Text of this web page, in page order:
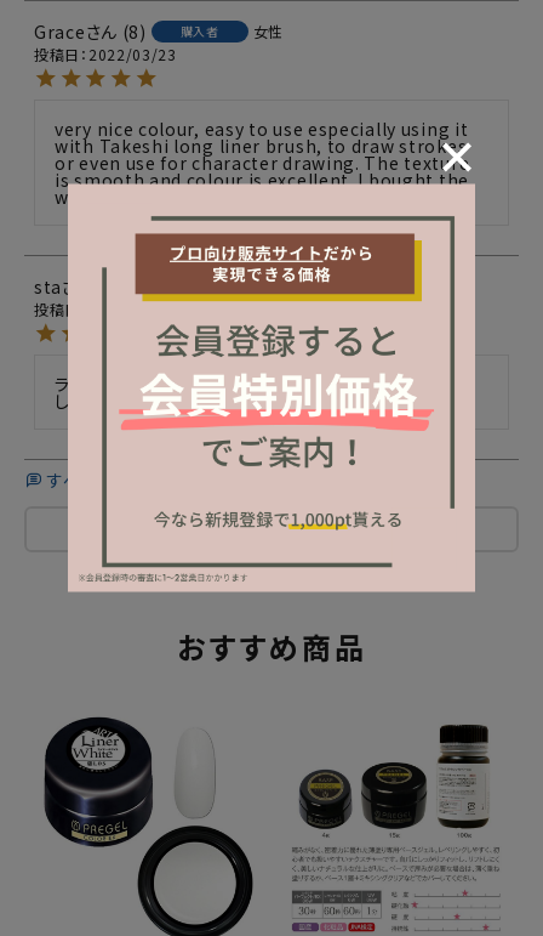
Grace 8 購入者
女性
投稿日
2022/03/23
very nice colour, easy to use especially using it
with Takeshi long liner brush, to draw strokes
or even use for character drawing. The texture
is smooth and colour is excellent. I bought the
whole series of these new colours.
sta
非公開
投稿日
2022/03/18
ライナーのカラーが増え嬉しいです。ありがとうございま
した。
すべてのレビューを見る
レビューを書く